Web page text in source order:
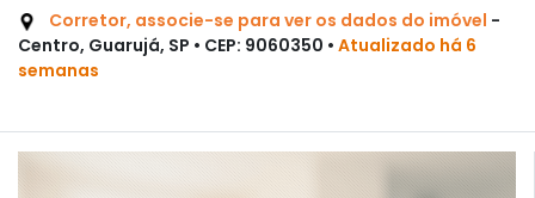
Corretor, associe-se para ver os dados do imóvel -
Centro, Guarujá, SP • CEP: 9060350 • Atualizado há 6
semanas